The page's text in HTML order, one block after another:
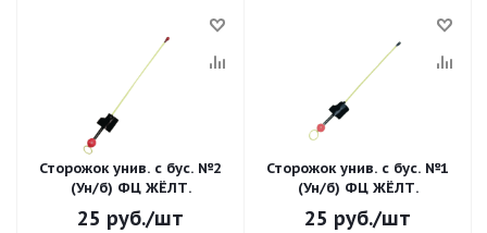
Сторожок унив. с бус. №2
(Ун/б) ФЦ ЖЁЛТ.
25 руб./шт
Сторожок унив. с бус. №1
(Ун/б) ФЦ ЖЁЛТ.
25 руб./шт